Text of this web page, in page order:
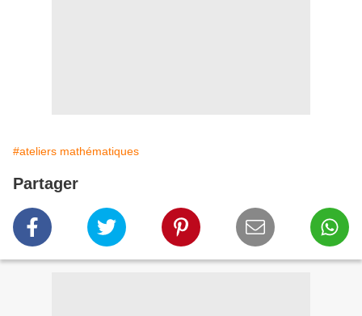
#ateliers mathématiques
Partager